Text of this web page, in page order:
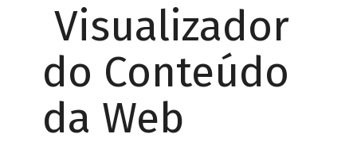
Visualizador
do Conteúdo
da Web